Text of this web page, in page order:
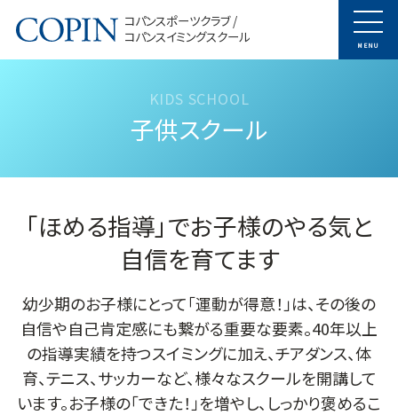
コパンスポーツクラブ /
コパンスイミングスクール
MENU
子供スクール
「ほめる指導」でお子様のやる気と
自信を育てます
幼少期のお子様にとって「運動が得意！」は、その後の
自信や自己肯定感にも繋がる重要な要素。40年以上
の指導実績を持つスイミングに加え、チアダンス、体
育、テニス、サッカーなど、様々なスクールを開講して
います。お子様の「できた！」を増やし、しっかり褒めるこ